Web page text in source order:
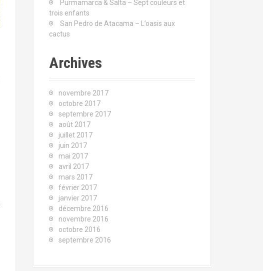
Purmamarca & Salta – Sept couleurs et
trois enfants
San Pedro de Atacama – L’oasis aux
cactus
Archives
novembre 2017
octobre 2017
septembre 2017
août 2017
juillet 2017
juin 2017
mai 2017
avril 2017
mars 2017
février 2017
janvier 2017
décembre 2016
novembre 2016
octobre 2016
septembre 2016